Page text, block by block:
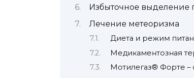
Избыточное выделение
Лечение метеоризма
Диета и режим
Медикаментозная
Мотилегаз® Форте